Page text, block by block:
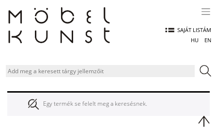
content
SAJÁT LISTÁM
HU
EN
Egy termék se felelt meg a keresésnek.